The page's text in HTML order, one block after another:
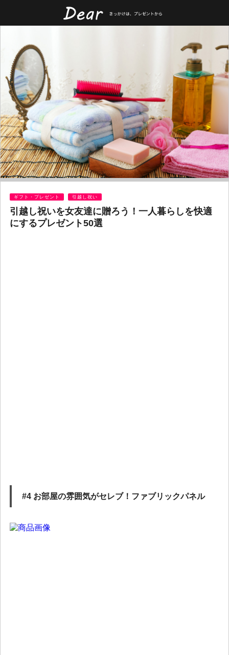
ギフト・プレゼント 引越し祝い
引越し祝いを女友達に贈ろう！一人暮らしを快適
にするプレゼント50選
#4 お部屋の雰囲気がセレブ！ファブリックパネル